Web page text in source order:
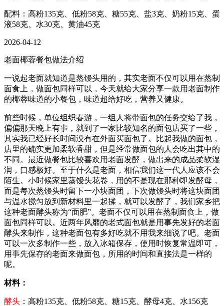
配料：高粉135克、低粉58克、糖55克、盐3克、奶粉15克、蛋
液58克、水30克、黄油45克
2026-04-12
老面椰蓉餐包做法介绍
一说起老面就知道是蒸馒头用的，其实老面不仅可以用在蒸制
面食上，做面包同样可以，今天就给大家分享一款用老面制作
的椰蓉味道的小餐包，味道超给好吃，营养又健康。
前些时候，单位组织春游，一组人将带面包的任务交给了我，
偏偏那天晚上有事，就到了一家比较知名的面包店买了一些，
其实我已经好长时间没有在外面买面包了。比起我做的面包，
店里的确实更加柔软香甜，但是经常做面包的人会吃出其中的
不同。最近做餐包比较喜欢用老面发酵，做出来的成品柔软湿
润，口感极好。至于什么是老面，相信我们这一代人应该不会
陌生。小时候家里蒸馒头花卷，用的不是现在那种即发酵母，
而是每次蒸馒头时留下一小块面团，下次做馒头时将这块面团
与温水搅匀放到新材料里一起揉，就可以发酵了，我们家乡把
这种老面酵头称为“面肥”。老面不仅可以用在蒸制面食上，做
面包同样可以。近两年风靡的老式面包就是用事先发好的老面
酵头来制作，这种老面包有多好吃就不用我来细说了吧。老面
可以一次多制作一些，放入冰箱保存，使用时恢复常温即可，
用事先保存的老面来做面包，所用的时间和直接法是一样的
呢。
材料：
酵头 ：高粉135克、低粉58克、糖15克、酵母4克、水156克